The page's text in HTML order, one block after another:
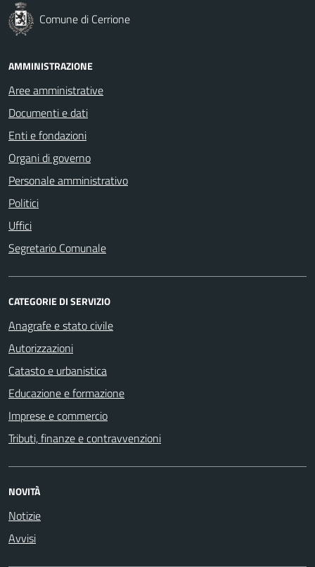
Comune di Cerrione
AMMINISTRAZIONE
Aree amministrative
Documenti e dati
Enti e fondazioni
Organi di governo
Personale amministrativo
Politici
Uffici
Segretario Comunale
CATEGORIE DI SERVIZIO
Anagrafe e stato civile
Autorizzazioni
Catasto e urbanistica
Educazione e formazione
Imprese e commercio
Tributi, finanze e contravvenzioni
NOVITÀ
Notizie
Avvisi